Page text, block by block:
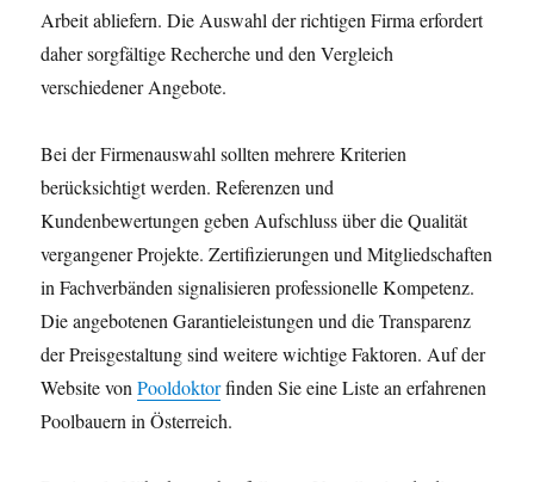
Arbeit abliefern. Die Auswahl der richtigen Firma erfordert
daher sorgfältige Recherche und den Vergleich
verschiedener Angebote.
Bei der Firmenauswahl sollten mehrere Kriterien
berücksichtigt werden. Referenzen und
Kundenbewertungen geben Aufschluss über die Qualität
vergangener Projekte. Zertifizierungen und Mitgliedschaften
in Fachverbänden signalisieren professionelle Kompetenz.
Die angebotenen Garantieleistungen und die Transparenz
der Preisgestaltung sind weitere wichtige Faktoren. Auf der
Website vonPooldoktorfinden Sie eine Liste an erfahrenen
Poolbauern in Österreich.